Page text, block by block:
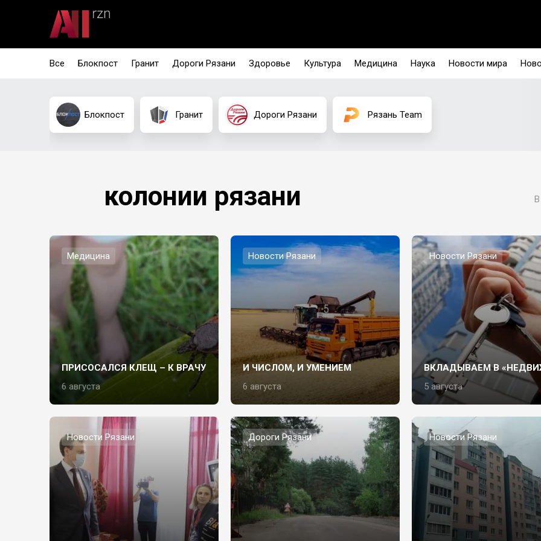
Все Блокпост Гранит Дороги Рязани Здоровье Культура Медицина Наука Новости мира
Блокпост Гранит Дороги Рязани Рязань Team
колонии рязани В
Медицина
ПРИСОСАЛСЯ КЛЕЩ – К ВРАЧУ
6 августа
Новости Рязани
И ЧИСЛОМ, И УМЕНИЕМ
6 августа
Новости Рязани
ВКЛАДЫВАЕМ В
5 августа
Новости Рязани Дороги Рязани Новости Рязани